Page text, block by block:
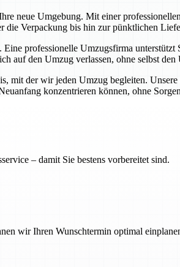
neue Umgebung. Mit einer
Verpackung bis hin zur pünktlichen
professionelle Umzugsfirma
auf den Umzug verlassen, ohne selbst
mit der wir jeden Umzug begleiten.
konzentrieren können, ohne
– damit Sie bestens vorbereitet sind.
wir Ihren Wunschtermin optimal